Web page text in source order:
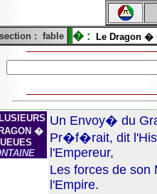
section : fable � : Le Dragon
�
Un Envoy� du
Pr�f�rait, dit
l'Empereur,
Les forces de
l'Empire.